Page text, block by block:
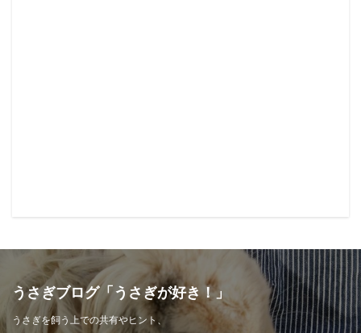
うさぎブログ「うさぎが好き！」
うさぎを飼う上での共有やヒント、